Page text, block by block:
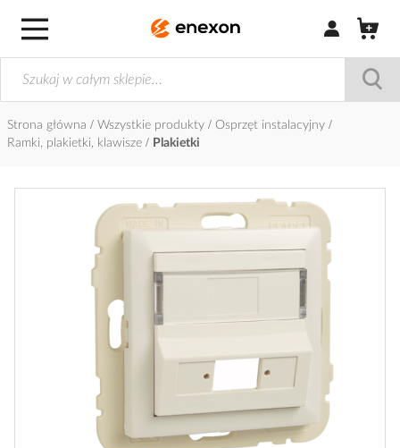
Zaloguj się /
Strona główna Wszystkie produkty
Osprzęt instalacyjny
Ramki, plakietki, klawisze
Plakietki